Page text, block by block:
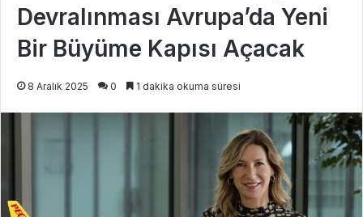
Devralınması Avrupa’da Yeni
Bir Büyüme Kapısı Açacak
8 Aralık 2025 0 1 dakika okuma süresi